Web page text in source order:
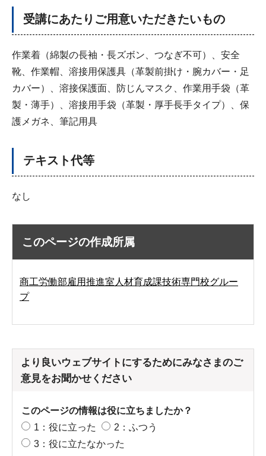
受講にあたりご用意いただきたいもの
作業着（綿製の長袖・長ズボン、つなぎ不可）、安全
靴、作業帽、溶接用保護具（革製前掛け・腕カバー・足
カバー）、溶接保護面、防じんマスク、作業用手袋（革
製・薄手）、溶接用手袋（革製・厚手長手タイプ）、保
護メガネ、筆記用具
テキスト代等
なし
このページの作成所属
商工労働部雇用推進室人材育成課技術専門校グルー
プ
より良いウェブサイトにするためにみなさまのご
意見をお聞かせください
このページの情報は役に立ちましたか？
1：役に立った
2：ふつう
3：役に立たなかった